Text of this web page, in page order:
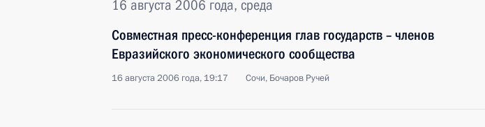
16 августа 2006 года, среда
Совместная пресс-конференция глав государств – членов
Евразийского экономического сообщества
16 августа 2006 года, 19:17 Сочи, Бочаров Ручей